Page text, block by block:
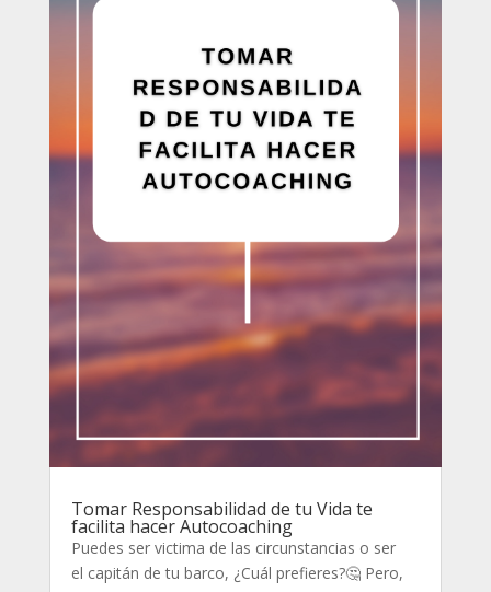
Tomar Responsabilidad de tu Vida te
facilita hacer Autocoaching
Puedes ser victima de las circunstancias o ser
el capitán de tu barco, ¿Cuál prefieres?🤔 Pero,